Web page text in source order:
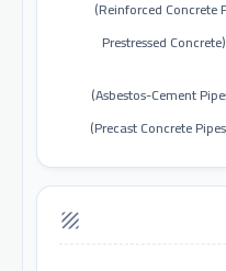
الأنابيب الخرسانية سابقة الإجهاد (Prestressed Concrete
texture